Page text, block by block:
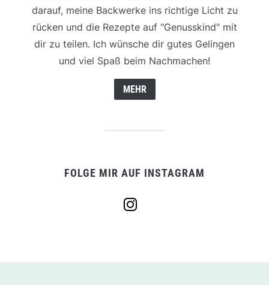
darauf, meine Backwerke ins richtige Licht zu
rücken und die Rezepte auf "Genusskind" mit
dir zu teilen. Ich wünsche dir gutes Gelingen
und viel Spaß beim Nachmachen!
MEHR
FOLGE MIR AUF INSTAGRAM
instagram